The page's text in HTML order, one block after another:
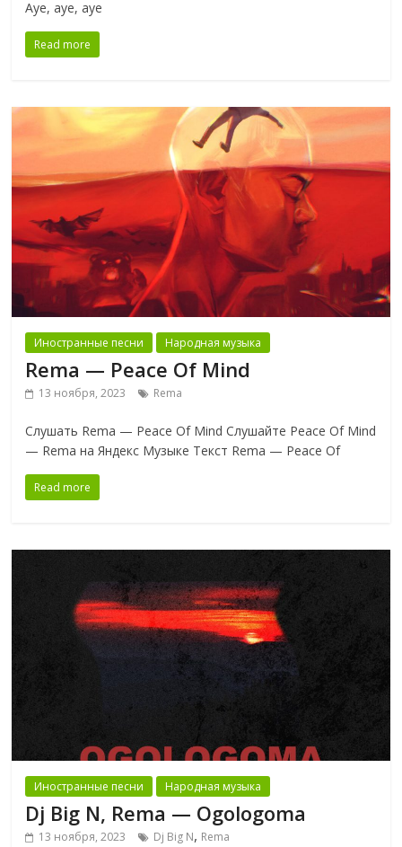
Aye, aye, aye
Read more
Иностранные песни Народная музыка
Rema — Peace Of Mind
13 ноября, 2023 Rema
Слушать Rema — Peace Of Mind Слушайте Peace Of Mind
— Rema на Яндекс Музыке Текст Rema — Peace Of
Read more
Иностранные песни Народная музыка
Dj Big N, Rema — Ogologoma
13 ноября, 2023 Dj Big N, Rema